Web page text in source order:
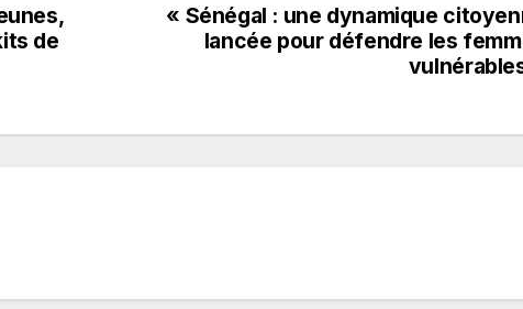
« Sénégal : une dynamique
lancée pour défendre les
de